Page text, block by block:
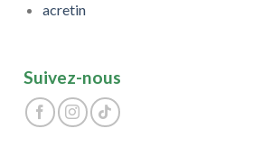
acretin
Suivez-nous